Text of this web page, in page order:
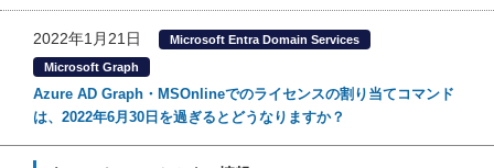
2022年1月21日 Microsoft Entra Domain Services
Microsoft Graph
Azure AD Graph・MSOnlineでのライセンスの割り当てコマンド
は、2022年6月30日を過ぎるとどうなりますか？